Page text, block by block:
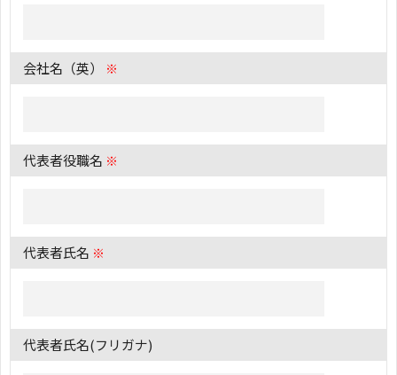
会社名（英） ※
代表者役職名 ※
代表者氏名 ※
代表者氏名(フリガナ)